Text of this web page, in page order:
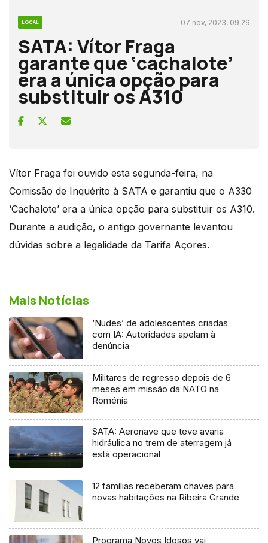
LOCAL 07 nov, 2023, 09:29
SATA: Vítor Fraga
garante que ‘cachalote’
era a única opção para
substituir os A310
Vítor Fraga foi ouvido esta segunda-feira, na
Comissão de Inquérito à SATA e garantiu que o A330
‘Cachalote’ era a única opção para substituir os A310.
Durante a audição, o antigo governante levantou
dúvidas sobre a legalidade da Tarifa Açores.
Mais Notícias
‘Nudes’ de adolescentes criadas
com IA: Autoridades apelam à
denúncia
Militares de regresso depois de 6
meses em missão da NATO na
Roménia
SATA: Aeronave que teve avaria
hidráulica no trem de aterragem já
está operacional
12 famílias receberam chaves para
novas habitações na Ribeira Grande
Programa Novos Idosos vai